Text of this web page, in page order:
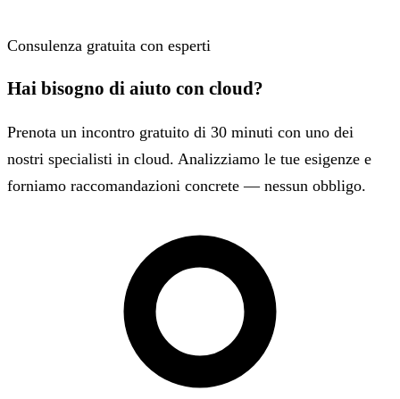
Consulenza gratuita con esperti
Hai bisogno di aiuto con cloud?
Prenota un incontro gratuito di 30 minuti con uno dei
nostri specialisti in cloud. Analizziamo le tue esigenze e
forniamo raccomandazioni concrete — nessun obbligo.